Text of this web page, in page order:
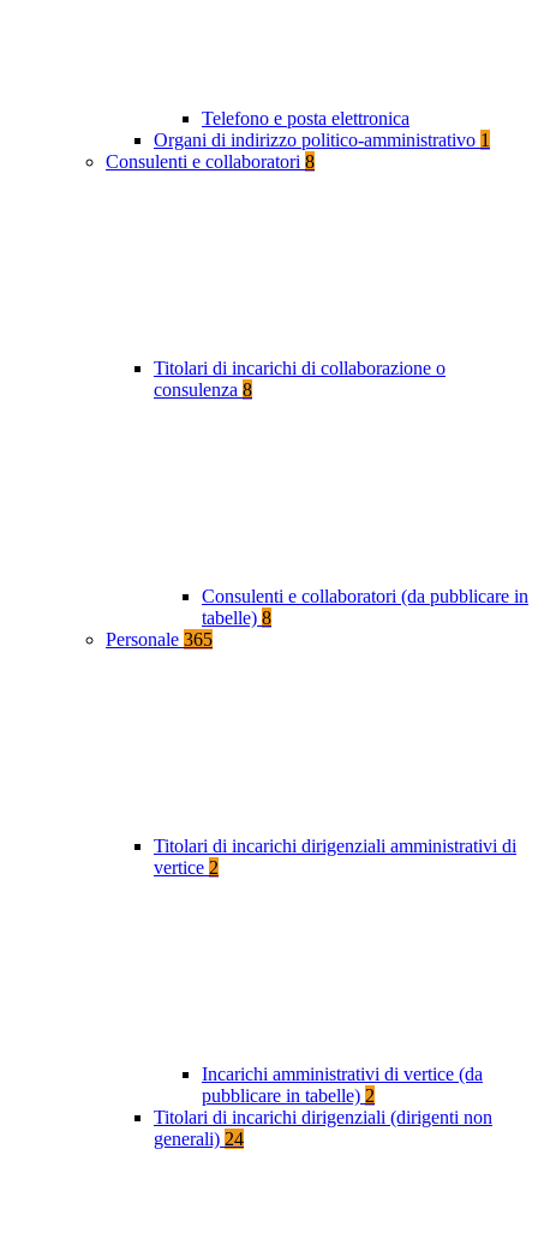
Telefono e posta elettronica
Organi di indirizzo politico-amministrativo 1
Consulenti e collaboratori 8
Titolari di incarichi di collaborazione o
consulenza 8
Consulenti e collaboratori (da pubblicare in
tabelle) 8
Personale 365
Titolari di incarichi dirigenziali amministrativi di
vertice 2
Incarichi amministrativi di vertice (da
pubblicare in tabelle) 2
Titolari di incarichi dirigenziali (dirigenti non
generali) 24